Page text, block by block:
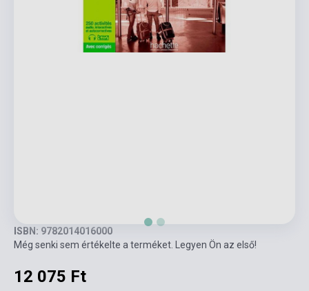
ISBN: 9782014016000
Még senki sem értékelte a terméket. Legyen Ön az első!
12 075 Ft